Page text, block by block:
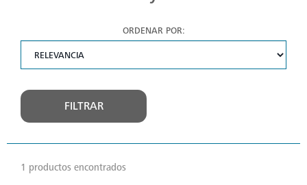
ORDENAR POR:
FILTRAR
1 productos encontrados